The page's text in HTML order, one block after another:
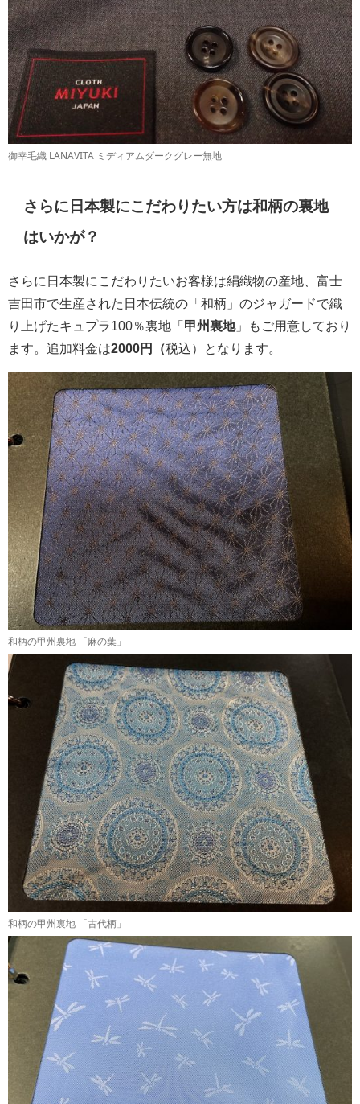
御幸毛織 LANAVITA ミディアムダークグレー無地
さらに日本製にこだわりたい方は和柄の裏地
はいかが？
さらに日本製にこだわりたいお客様は絹織物の産地、富士
吉田市で生産された日本伝統の「和柄」のジャガードで織
り上げたキュプラ100％裏地「 甲州裏地」もご用意しており
ます。追加料金は2000円（税込）となります。
和柄の甲州裏地 「麻の葉」
和柄の甲州裏地 「古代柄」